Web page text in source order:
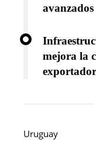
avanzados
mejora la
Uruguay